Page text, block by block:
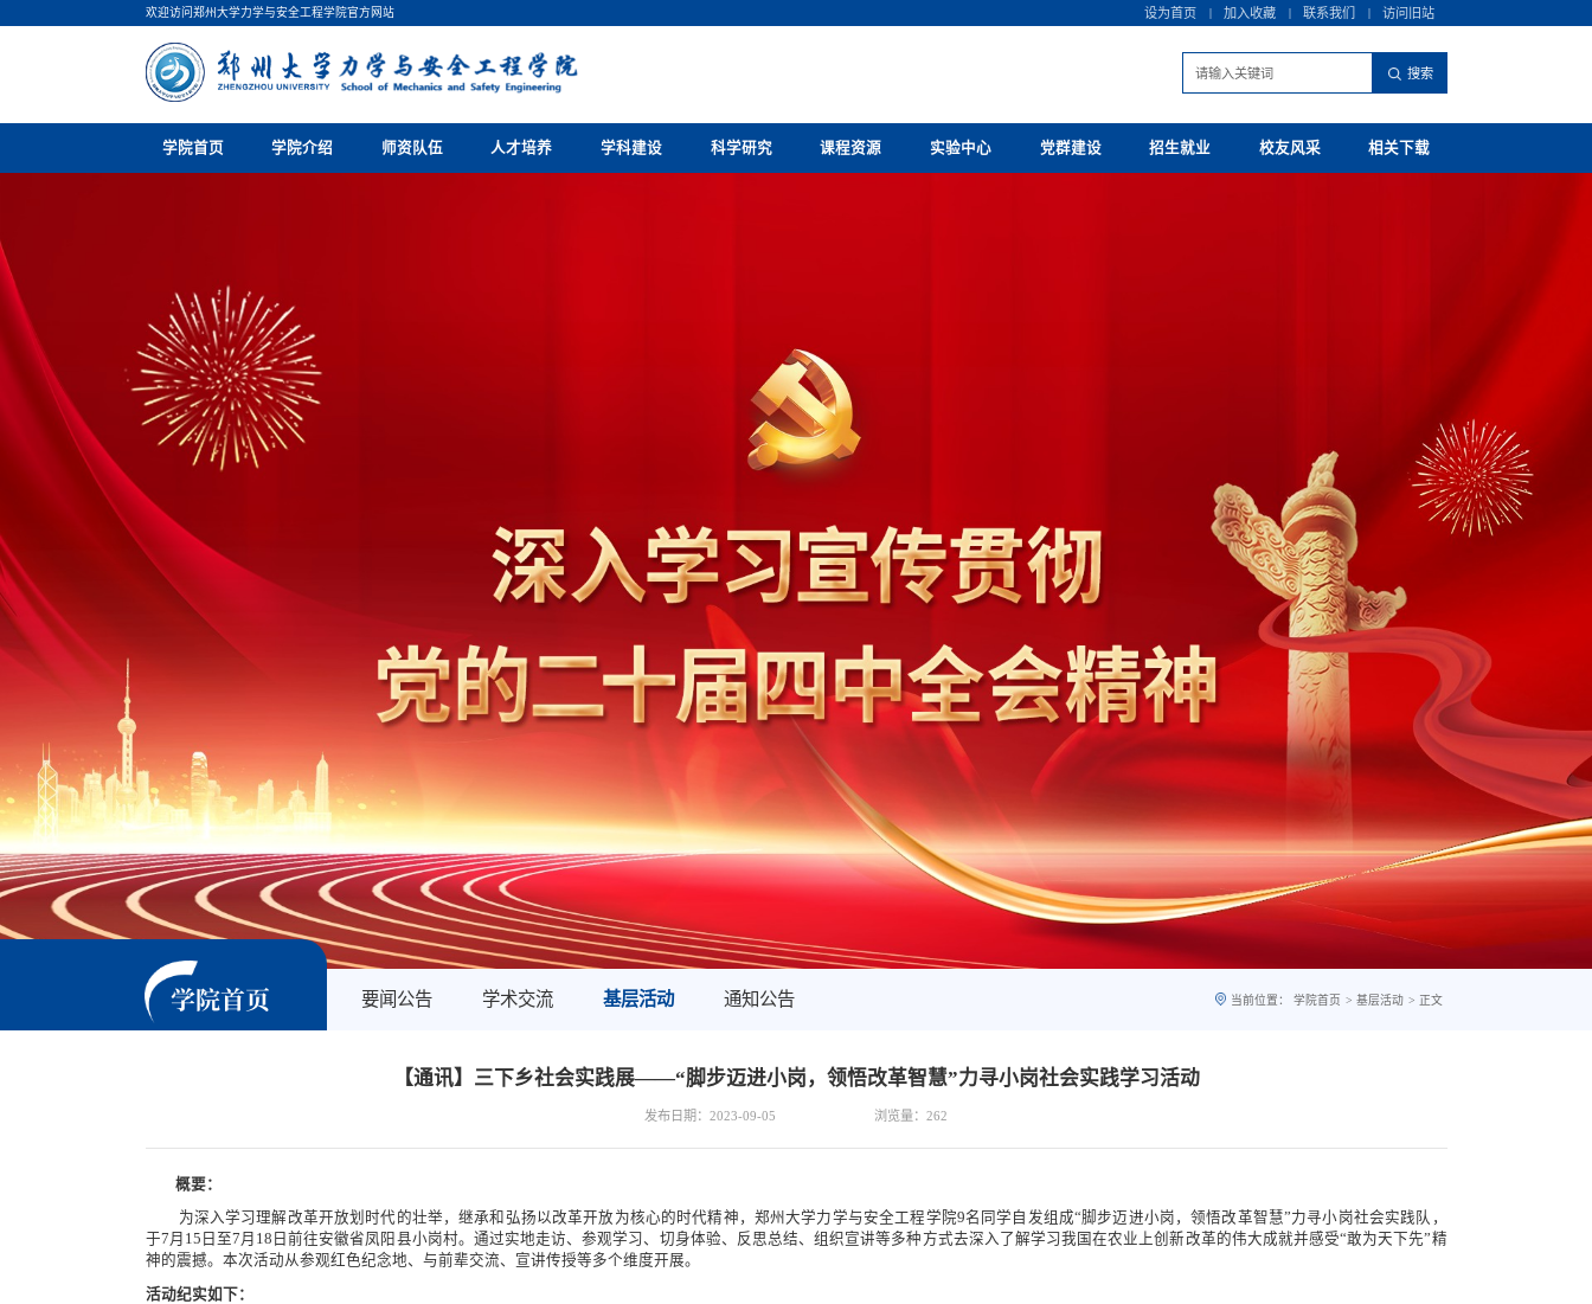
欢迎访问郑州大学力学与安全工程学院官方网站 设为首页 | 加入收藏 | 联系我们 | 访问旧站
学院首页 学院介绍 师资队伍 人才培养 学科建设 科学研究 课程资源 实验中心 党群建设 招生就业 校友风采 相关下载
学院首页 要闻公告 学术交流 基层活动 通知公告 当前位置： 学院首页 > 基层活动 > 正文
【通讯】三下乡社会实践展——“脚步迈进小岗，领悟改革智慧”力寻小岗社会实践学习活动
发布日期：2023-09-05 浏览量： 262
概要：
为深入学习理解改革开放划时代的壮举，继承和弘扬以改革开放为核心的时代精神，郑州大学力学与安全工程学院9名同学自发组成“脚步迈进小岗，领悟改革智慧”力寻小岗社会实践队，
于7月 15 日至7月 18 日前往安徽省凤阳县小岗村。通过实地走访、参观学习、切身体验、反思总结、组织宣讲等多种方式去深入了解学习我国在农业上创新改革的伟大成就并感受“敢为天下先”精
神的震撼。本次活动从参观红色纪念地、与前辈交流、宣讲传授等多个维度开展。
活动纪实如下：